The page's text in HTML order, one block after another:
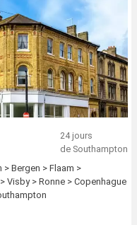
Compagnies
24 jours
de Southampton
Bergen > Flaam >
Visby > Ronne > Copenhague